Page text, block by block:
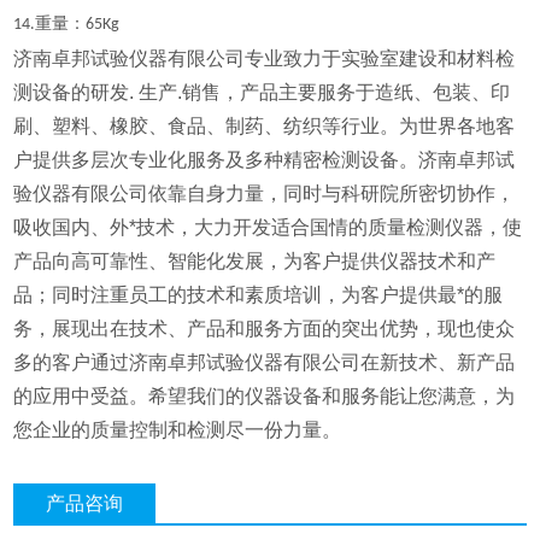
14.重量：65Kg
济南卓邦试验仪器有限公司专业致力于实验室建设和材料检
测设备的研发. 生产.销售，产品主要服务于造纸、包装、印
刷、塑料、橡胶、食品、制药、纺织等行业。为世界各地客
户提供多层次专业化服务及多种精密检测设备。济南卓邦试
验仪器有限公司依靠自身力量，同时与科研院所密切协作，
吸收国内、外*技术，大力开发适合国情的质量检测仪器，使
产品向高可靠性、智能化发展，为客户提供仪器技术和产
品；同时注重员工的技术和素质培训，为客户提供最*的服
务，展现出在技术、产品和服务方面的突出优势，现也使众
多的客户通过济南卓邦试验仪器有限公司在新技术、新产品
的应用中受益。希望我们的仪器设备和服务能让您满意，为
您企业的质量控制和检测尽一份力量。
产品咨询